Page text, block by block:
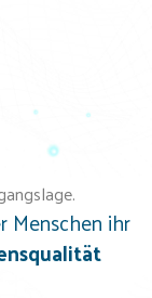
Menschen ihr